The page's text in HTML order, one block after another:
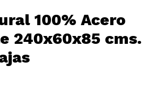
100% Acero
240x60x85 cms.